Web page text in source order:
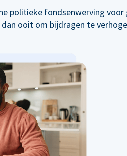
politieke fondsenwerving
ooit om bijdragen te